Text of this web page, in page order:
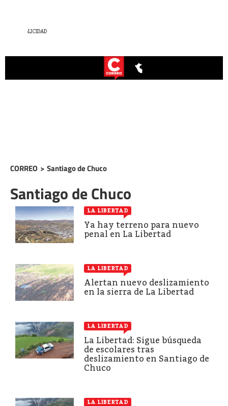
CORREO > Santiago de Chuco
Santiago de Chuco
LA LIBERTAD
Ya hay terreno para nuevo
penal en La Libertad
LA LIBERTAD
Alertan nuevo deslizamiento
en la sierra de La Libertad
LA LIBERTAD
La Libertad: Sigue búsqueda
de escolares tras
deslizamiento en Santiago de
Chuco
LA LIBERTAD